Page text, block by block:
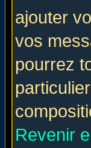
ajouter
vos
pourrez
Revenir